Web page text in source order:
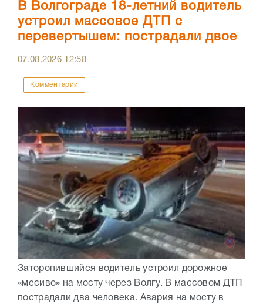
В Волгограде 18-летний водитель
устроил массовое ДТП с
перевертышем: пострадали двое
07.08.2026 12:58
Комментарии
Заторопившийся водитель устроил дорожное
«месиво» на мосту через Волгу. В массовом ДТП
пострадали два человека. Авария на мосту в